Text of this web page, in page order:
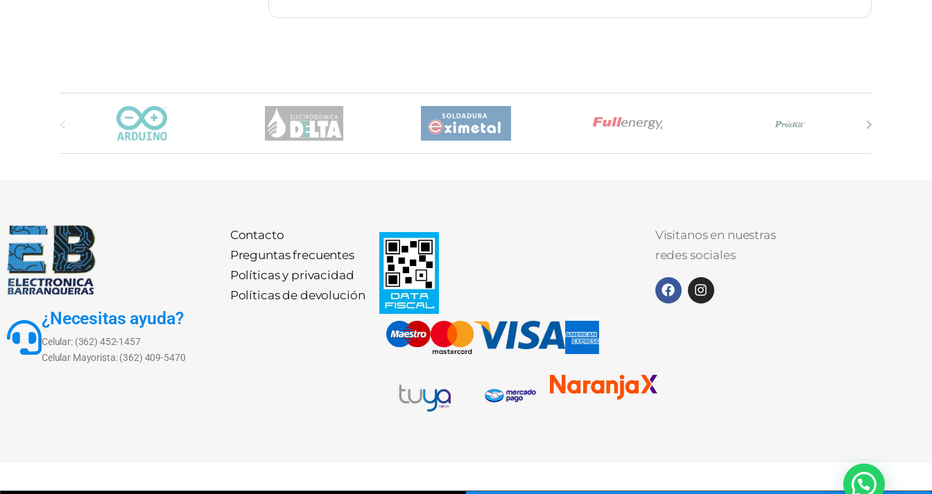
Carrusel de marcas
¿Necesitas ayuda?
Celular: (362) 452-1457
Celular Mayorista: (362) 409-5470
Contacto
Preguntas frecuentes
Políticas y privacidad
Políticas de devolución
Visitanos en nuestras
redes sociales